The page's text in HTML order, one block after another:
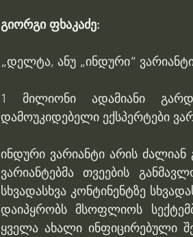
გიორგი ფხაკაძე:
„დელტა, ანუ „ინდური“
1 მილიონი ადამიანი
დამოუკიდებელი ექსპერტები
ინდური ვარიანტი არის
ვარიანტებმა თვეების
სხვადასხვა კონტინენტზე
დაიპყრობს მსოფლიოს
ყველა ახალი ინფიცირებული